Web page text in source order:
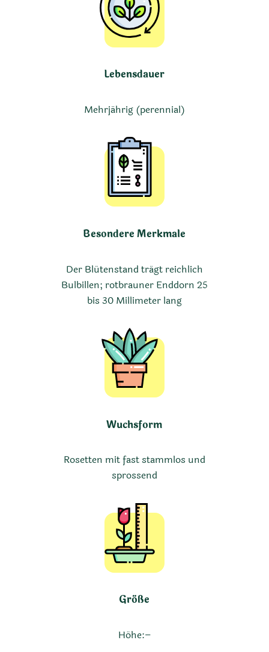
Lebensdauer
Mehrjährig (perennial)
Besondere Merkmale
Der Blütenstand trägt reichlich
Bulbillen; rotbrauner Enddorn 25
bis 30 Millimeter lang
Wuchsform
Rosetten mit fast stammlos und
sprossend
Größe
Höhe:–